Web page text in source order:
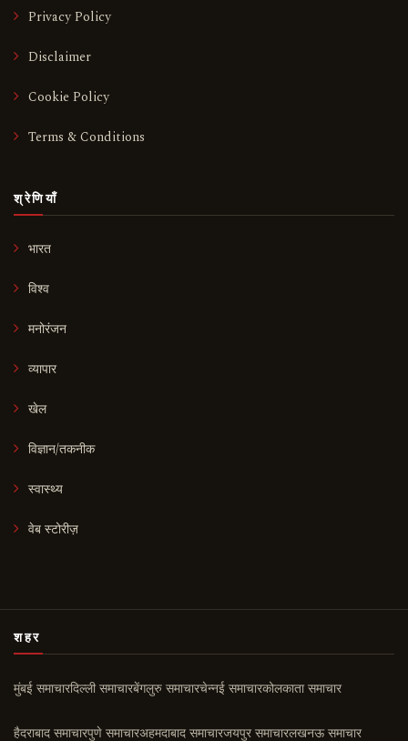
Privacy Policy
Disclaimer
Cookie Policy
Terms & Conditions
श्रेणियाँ
भारत
विश्व
मनोरंजन
व्यापार
खेल
विज्ञान/तकनीक
स्वास्थ्य
वेब स्टोरीज़
शहर
मुंबई समाचारदिल्ली समाचारबेंगलुरु समाचारचेन्नई समाचारकोलकाता समाचार
हैदराबाद समाचारपुणे समाचारअहमदाबाद समाचारजयपुर समाचारलखनऊ समाचार